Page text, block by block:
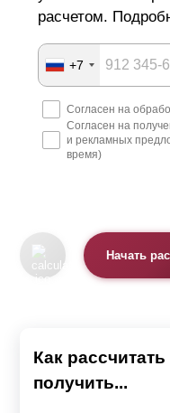
расчетом.
+7
Согласен на
Согласен на
и рекламных
время)
Начать
Как
получить...